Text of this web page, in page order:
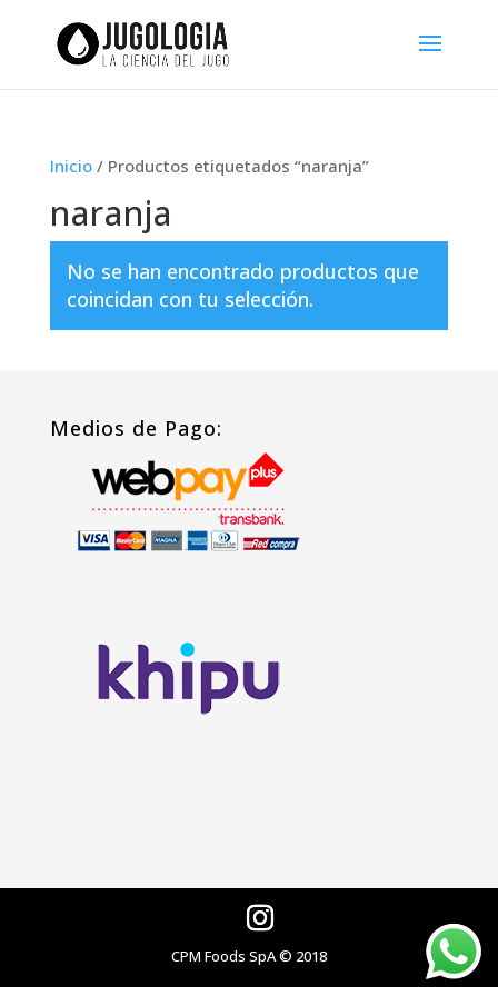
Inicio/ Productos etiquetados “naranja”
naranja
No se han encontrado productos que
coincidan con tu selección.
Medios de Pago:
CPM Foods SpA © 2018